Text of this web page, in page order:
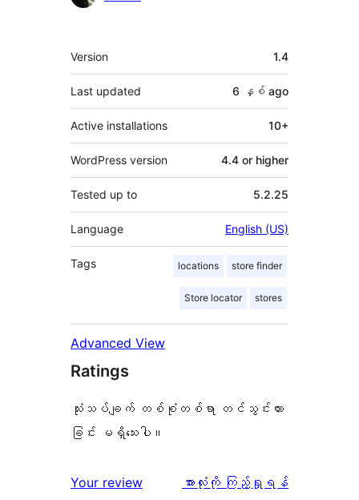
Meta
Version 1.4
Last updated 6 နှစ် ago
Active installations 10+
WordPress version 4.4 or higher
Tested up to 5.2.25
Language English (US)
Tags locations store finder
Store locator stores
Advanced View
Ratings
သုံးသပ်ချက် တစ်စုံတစ်ရာ တင်သွင်းထား
ခြင်း မရှိသေးပါ။
Your review
သုံးသပ်
အားလုံးကို ကြည့်ရှုရန်